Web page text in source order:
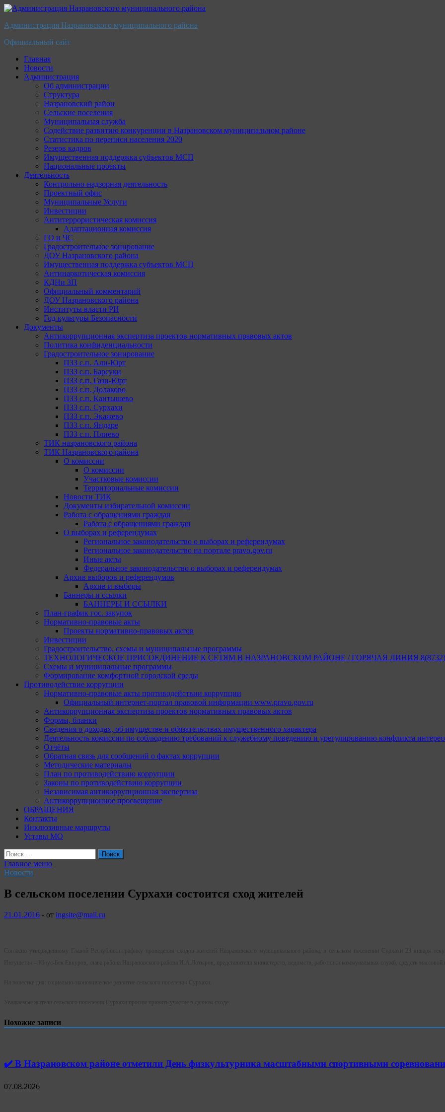
Перейти
содержимому
Администрация Назрановского муниципального района
Официальный сайт
Главная
Новости
Администрация
Об администрации
Структура
Назрановский район
Сельские поселения
Муниципальная служба
Содействие развитию конкуренции в Назрановском муниципальном районе
Статистика по переписи населения 2020
Резерв кадров
Имущественная поддержка субъектов МСП
Национальные проекты
Деятельность
Контрольно-надзорная деятельность
Проектный офис
Муниципальные Услуги
Инвестиции
Антитеррористическая комиссия
Адаптационная комиссия
ГО и ЧС
Градостроительное зонирование
ДОУ Назрановского района
Имущественная поддержка субъектов МСП
Антинаркотическая комиссия
КДНи ЗП
Официальный комментарий
ДОУ Назрановского района
Институты власти РИ
Год культуры Безопасности
Документы
Антикоррупционная экспертиза проектов нормативных правовых актов
Политика конфиденциальности
Градостроительное зонирование
ПЗЗ с.п. Али-Юрт
ПЗЗ с.п. Барсуки
ПЗЗ с.п. Гази-Юрт
ПЗЗ с.п. Долаково
ПЗЗ с.п. Кантышево
ПЗЗ с.п. Сурхахи
ПЗЗ с.п. Экажево
ПЗЗ с.п. Яндаре
ПЗЗ с.п. Плиево
ТИК назрановского района
ТИК Назрановского района
О комиссии
О комиссии
Участковые комиссии
Территориальные комиссии
Новости ТИК
Документы избирательной комиссии
Работа с обращениями граждан
Работа с обращениями граждан
О выборах и референдумах
Региональное законодательство о выборах и референдумах
Региональное законодательство на портале pravo.gov.ru
Иные акты
Федеральное законодательство о выборах и референдумах
Архив выборов и референдумов
Архив и выборы
Баннеры и ссылки
БАННЕРЫ И ССЫЛКИ
План-график гос. закупок
Нормативно-правовые акты
Проекты нормативно-правовых актов
Инвестиции
Градостроительство, схемы и муниципальные программы
ТЕХНОЛОГИЧЕСКОЕ ПРИСОЕДИНЕНИЕ К СЕТЯМ В НАЗРАНОВСКОМ РАЙОНЕ / ГОРЯЧАЯ ЛИНИЯ 8(8732)
Схемы и муниципальные программы
Формирование комфортной городской среды
Противодействие коррупции
Нормативно-правовые акты противодействии коррупции
Официальный интернет-портал правовой информации www.pravo.gov.ru
Антикоррупционная экспертиза проектов нормативных правовых актов
Формы, бланки
Сведения о доходах, об имуществе и обязательствах имущественного характера
Деятельность комиссии по соблюдению требований к служебному поведению и урегулированию конфликта
Отчёты
Обратная связь для сообщений о фактах коррупции
Методические материалы
План по противодействию коррупции
Законы по противодействию коррупции
Независимая антикоррупционная экспертиза
Антикоррупционное просвещение
ОБРАЩЕНИЯ
Контакты
Инклюзивные маршруты
Уставы МО
Найти:
Главное меню
Новости
В сельском поселении Сурхахи состоится сход жителей
21.01.2016 - от ingsite@mail.ru
Похожие записи
✔️ В Назрановском районе отметили День физкультурника масштабными спортивными
07.08.2026